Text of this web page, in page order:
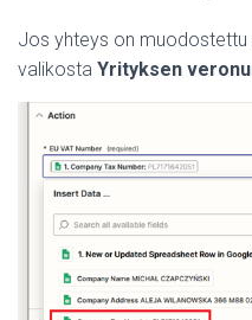
Jos yhteys on muodostettu
valikosta Yrityksen